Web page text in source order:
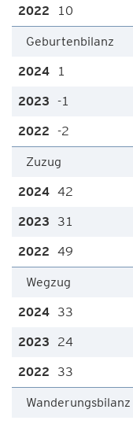
10
Geburtenbilanz
1
-1
-2
Zuzug
42
31
49
Wegzug
33
24
33
Wanderungsbilanz